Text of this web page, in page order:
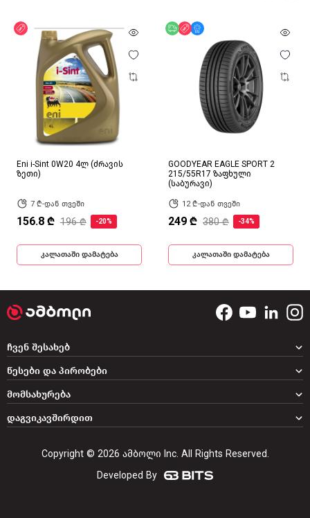
ფასდაკლება
Eni i-Sint 0W20 4ლ (ძრავის
ზეთი)
7 ₾-დან თვეში
156.8 ₾ 196 ₾ -20%
კალათაში დამატება
უფასო მიწოდება
ფასდაკლება
GOODYEAR EAGLE SPORT 2
215/55R17 ზაფხული
(საბურავი)
12 ₾-დან თვეში
249 ₾ 380 ₾ -34%
კალათაში დამატება
დაგვიკავშირდით
ჩვენ შესახებ
წესები და პირობები
მომსახურება
Copyright © 2026 ამბოლი Inc. All Rights Reserved.
Developed By